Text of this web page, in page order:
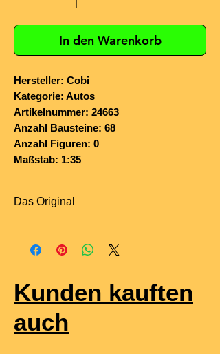
In den Warenkorb
Hersteller: Cobi
Kategorie: Autos
Artikelnummer: 24663
Anzahl Bausteine: 68
Anzahl Figuren: 0
Maßstab: 1:35
Das Original
eingeführt und gilt als Begründer der
die Alltagstauglichkeit eines
eines Sportwagens.
Kunden kauften
auch